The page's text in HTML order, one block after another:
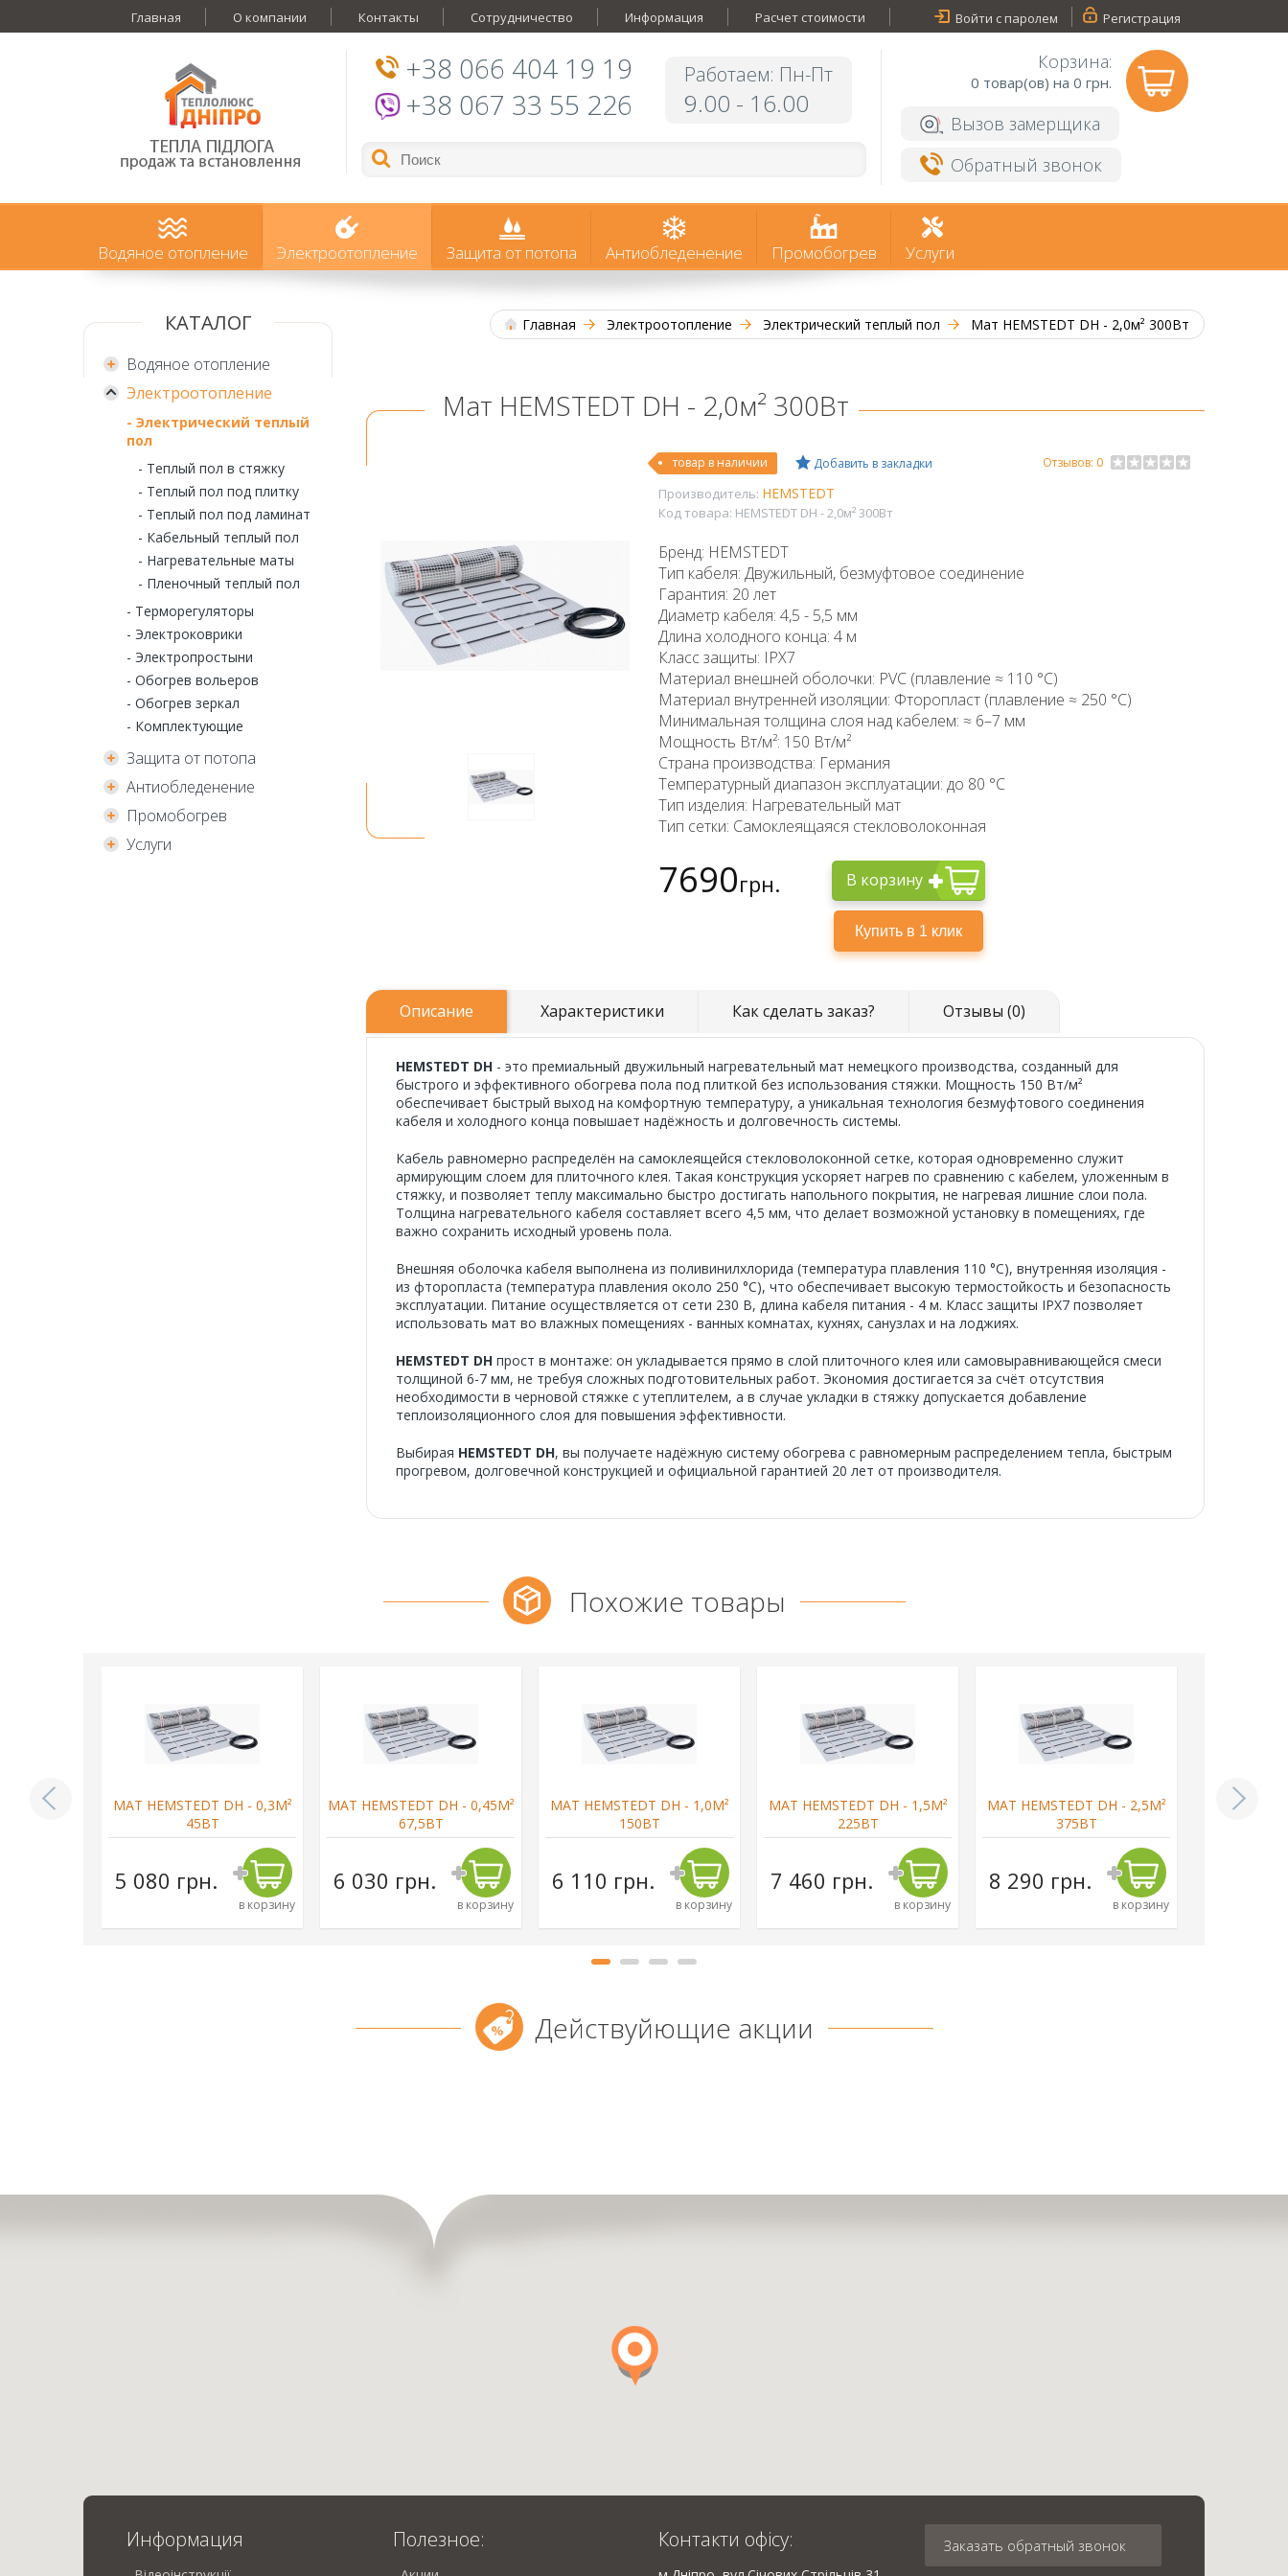
Главная О компании Контакты Сотрудничество Информация Расчет стоимости Войти с паролем Регистрация
+38 066 404 19 19
+38 067 33 55 226
Работаем: Пн-Пт
9.00 - 16.00
Корзина:
0 товар(ов) на 0 грн.
Вызов замерщика
Обратный звонок
Водяное отопление Электроотопление Защита от потопа Антиобледенение Промобогрев Услуги
КАТАЛОГ
Водяное отопление
Электроотопление
- Электрический теплый
пол
- Теплый пол в стяжку
- Теплый пол под плитку
- Теплый пол под ламинат
- Кабельный теплый пол
- Нагревательные маты
- Пленочный теплый пол
- Терморегуляторы
- Электроковрики
- Электропростыни
- Обогрев вольеров
- Обогрев зеркал
- Комплектующие
Защита от потопа
Антиобледенение
Промобогрев
Услуги
Главная Электроотопление Электрический теплый пол Мат HEMSTEDT DH - 2,0м² 300Вт
Мат HEMSTEDT DH - 2,0м² 300Вт
товар в наличии Добавить в закладки Отзывов: 0
Производитель: HEMSTEDT
Код товара: HEMSTEDT DH - 2,0м² 300Вт
Бренд: HEMSTEDT
Тип кабеля: Двужильный, безмуфтовое соединение
Гарантия: 20 лет
Диаметр кабеля: 4,5 - 5,5 мм
Длина холодного конца: 4 м
Класс защиты: IPX7
Материал внешней оболочки: PVC (плавление ≈ 110 °C)
Материал внутренней изоляции: Фторопласт (плавление ≈ 250 °C)
Минимальная толщина слоя над кабелем: ≈ 6–7 мм
Мощность Вт/м²: 150 Вт/м²
Страна производства: Германия
Температурный диапазон эксплуатации: до 80 °C
Тип изделия: Нагревательный мат
Тип сетки: Самоклеящаяся стекловолоконная
7690грн. В корзину
Описание Характеристики Как сделать заказ? Отзывы (0)
HEMSTEDT DH - это премиальный двужильный нагревательный мат немецкого производства, созданный для
быстрого и эффективного обогрева пола под плиткой без использования стяжки. Мощность 150 Вт/м²
обеспечивает быстрый выход на комфортную температуру, а уникальная технология безмуфтового соединения
кабеля и холодного конца повышает надёжность и долговечность системы.
Кабель равномерно распределён на самоклеящейся стекловолоконной сетке, которая одновременно служит
армирующим слоем для плиточного клея. Такая конструкция ускоряет нагрев по сравнению с кабелем, уложенным в
стяжку, и позволяет теплу максимально быстро достигать напольного покрытия, не нагревая лишние слои пола.
Толщина нагревательного кабеля составляет всего 4,5 мм, что делает возможной установку в помещениях, где
важно сохранить исходный уровень пола.
Внешняя оболочка кабеля выполнена из поливинилхлорида (температура плавления 110 °C), внутренняя изоляция -
из фторопласта (температура плавления около 250 °C), что обеспечивает высокую термостойкость и безопасность
эксплуатации. Питание осуществляется от сети 230 В, длина кабеля питания - 4 м. Класс защиты IPX7 позволяет
использовать мат во влажных помещениях - ванных комнатах, кухнях, санузлах и на лоджиях.
HEMSTEDT DH прост в монтаже: он укладывается прямо в слой плиточного клея или самовыравнивающейся смеси
толщиной 6-7 мм, не требуя сложных подготовительных работ. Экономия достигается за счёт отсутствия
необходимости в черновой стяжке с утеплителем, а в случае укладки в стяжку допускается добавление
теплоизоляционного слоя для повышения эффективности.
Выбирая HEMSTEDT DH, вы получаете надёжную систему обогрева с равномерным распределением тепла, быстрым
прогревом, долговечной конструкцией и официальной гарантией 20 лет от производителя.
Похожие товары
- 7,0М²
МАТ HEMSTEDT DH - 0,3М²
45ВТ
5 080 грн.
в корзину
МАТ HEMSTEDT DH - 0,45М²
67,5ВТ
6 030 грн.
в корзину
МАТ HEMSTEDT DH - 1,0М²
150ВТ
6 110 грн.
в корзину
МАТ HEMSTEDT DH - 1,5М²
225ВТ
7 460 грн.
в корзину
МАТ HEMSTEDT DH - 2,5М²
375ВТ
8 290 грн.
в корзину
МАТ
Действуйющие акции
Информация Полезное: Контакти офісу: Заказать обратный звонок